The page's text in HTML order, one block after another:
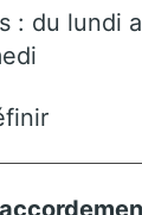
: du lundi